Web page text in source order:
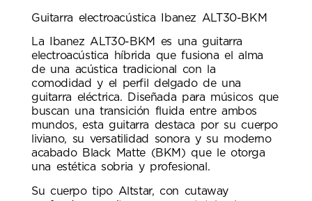
Guitarra electroacústica Ibanez ALT30-BKM
La Ibanez ALT30-BKM es una guitarra
electroacústica híbrida que fusiona el alma
de una acústica tradicional con la
comodidad y el perfil delgado de una
guitarra eléctrica. Diseñada para músicos que
buscan una transición fluida entre ambos
mundos, esta guitarra destaca por su cuerpo
liviano, su versatilidad sonora y su moderno
acabado Black Matte (BKM) que le otorga
una estética sobria y profesional.
Su cuerpo tipo Altstar, con cutaway